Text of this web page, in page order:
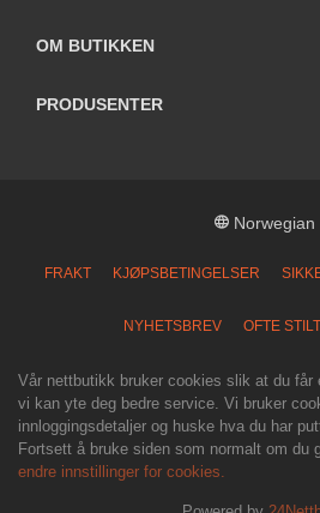
OM BUTIKKEN
PRODUSENTER
Norwegian
FRAKT KJØPSBETINGELSER
NYHETSBREV OFTE
Vår nettbutikk bruker cookies slik at du får
vi kan yte deg bedre service. Vi bruker
innloggingsdetaljer og huske hva du har
Fortsett å bruke siden som normalt om du
endre innstillinger for cookies.